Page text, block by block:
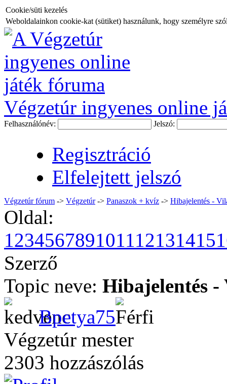
Cookie/süti kezelés
Weboldalainkon cookie-kat (sütiket) használunk, hogy személyre
Végzetúr ingyenes online
Felhasználónév: Jelszó:
Regisztráció
Elfelejtett jelszó
Végzetúr fórum -> Végzetúr-> Panaszok + kvíz -> Hibajelentés -
Oldal:
123456789101112131415
Szerző
Topic neve: Hibajelentés -
Bpetya75
Végzetúr mester
2303 hozzászólás